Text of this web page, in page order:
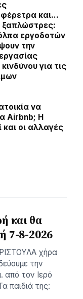
φέρετρα και…
ξαπλώστρες:
εργοδοτών
την
για τις
να
Airbnb; Η
οι αλλαγές
και θα
7-8-2026
χήρα
την
από τον Ιερό
παιδιά της: